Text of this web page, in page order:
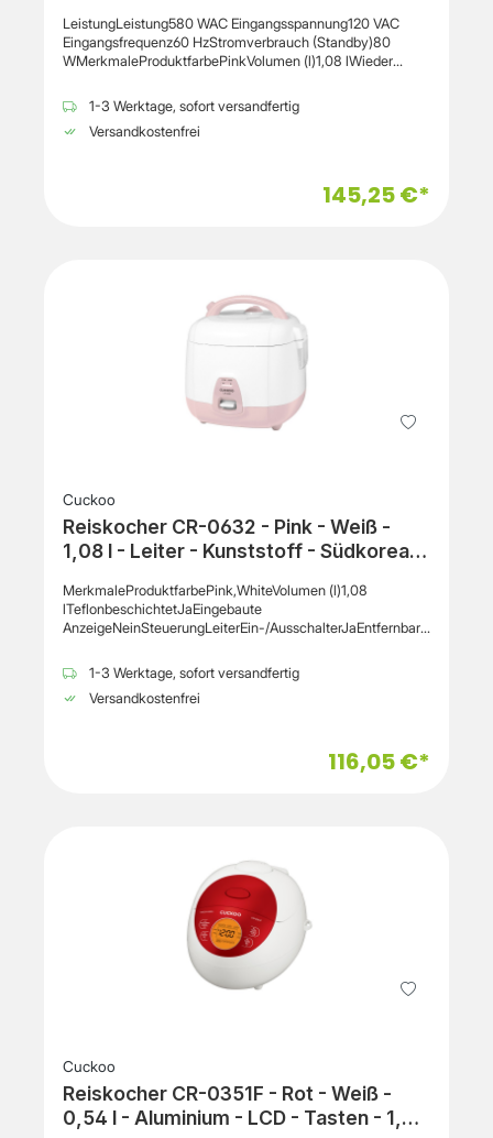
Innentopf 1 × Dampfeinsatz 1 × Messbecher 1 ×
Benutzerhandbuch
LeistungLeistung580 WAC Eingangsspannung120 VAC
Eingangsfrequenz60 HzStromverbrauch (Standby)80
WMerkmaleProduktfarbePinkVolumen (l)1,08 lWieder
FunktionJaTeflonbeschichtetJaInnenbeschichtungAluminiu
mEingebaute AnzeigeJaDisplay-TypLCDVoreingestellte
KochprogrammeJaWarmhaltefunktionJaWarmhaltefunktion
1-3 Werktage, sofort versandfertig
Versandkostenfrei
145,25 €*
Cuckoo
Reiskocher CR-0632 - Pink - Weiß -
1,08 l - Leiter - Kunststoff - Südkorea -
MerkmaleProduktfarbePink,WhiteVolumen (l)1,08
lTeflonbeschichtetJaEingebaute
AnzeigeNeinSteuerungLeiterEin-/AusschalterJaEntfernbare
stoffScharnierdeckelJaUrsprungslandSüdkoreaDeckel mit
DampfauslassJaLeistungAC Eingangsspannung240 VAC
Eingangsfrequenz50 Hz
1-3 Werktage, sofort versandfertig
Versandkostenfrei
116,05 €*
Cuckoo
Reiskocher CR-0351F - Rot - Weiß -
0,54 l - Aluminium - LCD - Tasten - 1,2